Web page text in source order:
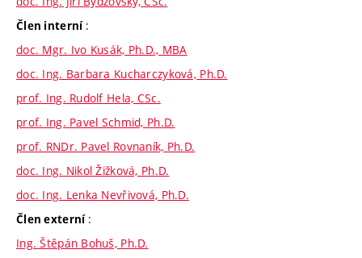
Člen interní :
doc. Mgr. Ivo Kusák, Ph.D., MBA
doc. Ing. Barbara Kucharczyková, Ph.D.
prof. Ing. Rudolf Hela, CSc.
prof. Ing. Pavel Schmid, Ph.D.
prof. RNDr. Pavel Rovnaník, Ph.D.
doc. Ing. Nikol Žižková, Ph.D.
doc. Ing. Lenka Nevřivová, Ph.D.
Člen externí :
Ing. Štěpán Bohuš, Ph.D.